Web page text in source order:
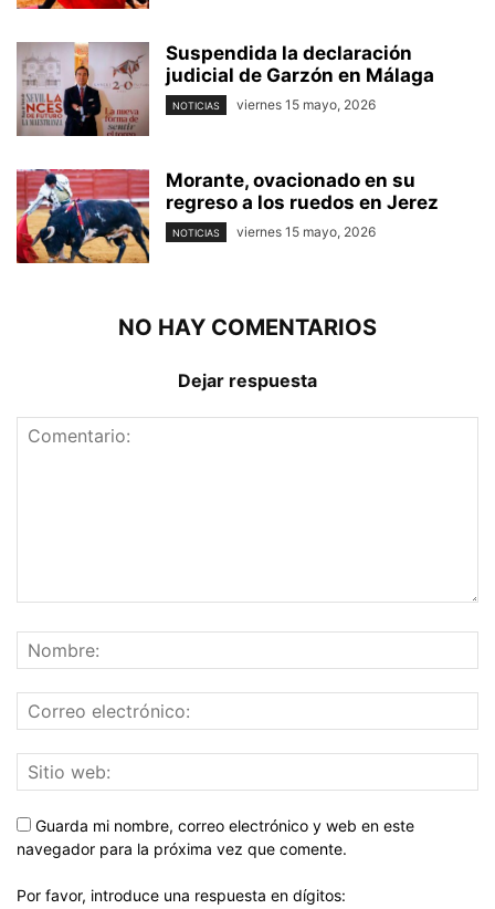
Suspendida la declaración
judicial de Garzón en Málaga
NOTICIAS viernes 15 mayo, 2026
Morante, ovacionado en su
regreso a los ruedos en Jerez
NOTICIAS viernes 15 mayo, 2026
NO HAY COMENTARIOS
Dejar respuesta
Guarda mi nombre, correo electrónico y web en este
navegador para la próxima vez que comente.
Por favor, introduce una respuesta en dígitos: